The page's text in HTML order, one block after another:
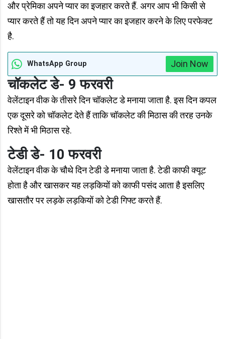
और प्रेमिका अपने प्यार का इजहार करते हैं. अगर आप भी किसी से
प्यार करते हैं तो यह दिन अपने प्यार का इजहार करने के लिए परफेक्ट
है.
WhatsApp Group Join Now
चॉकलेट डे- 9 फरवरी
वेलेंटाइन वीक के तीसरे दिन चॉकलेट डे मनाया जाता है. इस दिन कपल
एक दूसरे को चॉकलेट देते हैं ताकि चॉकलेट की मिठास की तरह उनके
रिश्ते में भी मिठास रहे.
टेडी डे- 10 फरवरी
वेलेंटाइन वीक के चौथे दिन टेडी डे मनाया जाता है. टेडी काफी क्यूट
होता है और खासकर यह लड़कियों को काफी पसंद आता है इसलिए
खासतौर पर लड़के लड़कियों को टेडी गिफ्ट करते हैं.